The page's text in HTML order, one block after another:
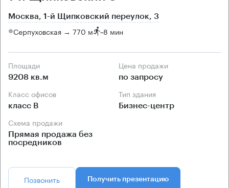
Москва, 1-й Щипковский переулок, 3
Серпуховская → 770 м ~8 мин
Площади
9208 кв.м
Цена продажи
по запросу
Класс офисов
класс B
Тип здания
Бизнес-центр
Схема продажи
Прямая продажа без
посредников
Позвонить Получить презентацию